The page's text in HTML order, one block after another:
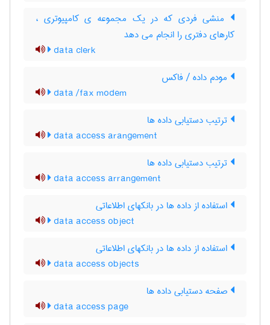
منشی فردی که در یک مجموعه ی کامپیوتری ،
کارهای دفتری را انجام می دهد
data clerk
مودم داده / فاکس
data /fax modem
ترتیب دستیابی داده ها
data access arangement
ترتیب دستیابی داده ها
data access arrangement
استفاده از داده ها در بانکهای اطلاعاتی
data access object
استفاده از داده ها در بانکهای اطلاعاتی
data access objects
صفحه دستیابی داده ها
data access page